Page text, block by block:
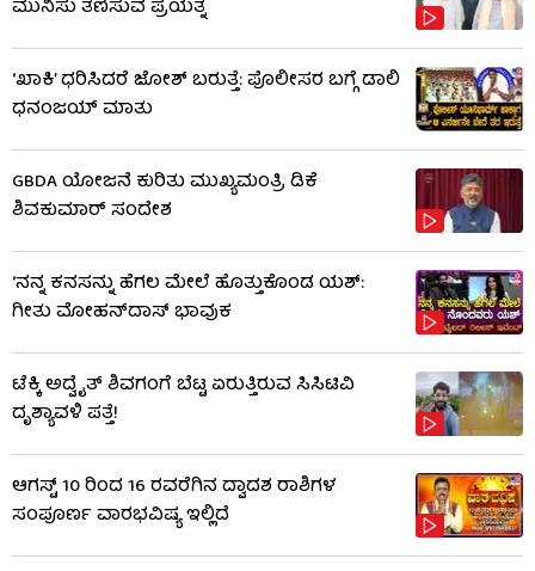
ಮುನಿಸು ತಣಿಸುವ ಪ್ರಯತ್ನ
‘ಖಾಕಿ’ ಧರಿಸಿದರೆ ಜೋಶ್ ಬರುತ್ತೆ: ಪೊಲೀಸರ ಬಗ್ಗೆ ಡಾಲಿ
ಧನಂಜಯ್ ಮಾತು
GBDA ಯೋಜನೆ ಕುರಿತು ಮುಖ್ಯಮಂತ್ರಿ ಡಿಕೆ
ಶಿವಕುಮಾರ್ ಸಂದೇಶ
‘ನನ್ನ ಕನಸನ್ನು ಹೆಗಲ ಮೇಲೆ ಹೊತ್ತುಕೊಂಡ ಯಶ್:
ಗೀತು ಮೋಹನ್​​ದಾಸ್ ಭಾವುಕ
ಟೆಕ್ಕಿ ಅದ್ವೈತ್ ಶಿವಗಂಗೆ ಬೆಟ್ಟ ಏರುತ್ತಿರುವ ಸಿಸಿಟಿವಿ
ದೃಶ್ಯಾವಳಿ ಪತ್ತೆ!
ಆಗಸ್ಟ್ 10 ರಿಂದ 16 ರವರೆಗಿನ ದ್ವಾದಶ ರಾಶಿಗಳ
ಸಂಪೂರ್ಣ ವಾರಭವಿಷ್ಯ ಇಲ್ಲಿದೆ